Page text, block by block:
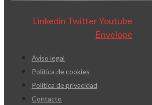
Linkedin TwitterYoutube
Envelope
Aviso legal
Política de cookies
Política de privacidad
Contacto